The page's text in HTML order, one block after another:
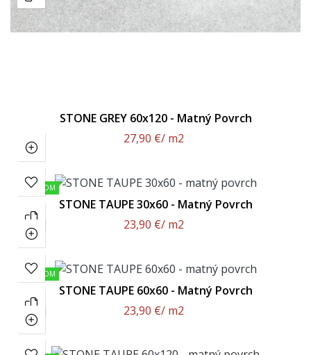
STONE GREY 60x120 - Matný Povrch
27,90 €/ m2
SKLADOM
STONE TAUPE 30x60 - Matný Povrch
23,90 €/ m2
SKLADOM
STONE TAUPE 60x60 - Matný Povrch
23,90 €/ m2